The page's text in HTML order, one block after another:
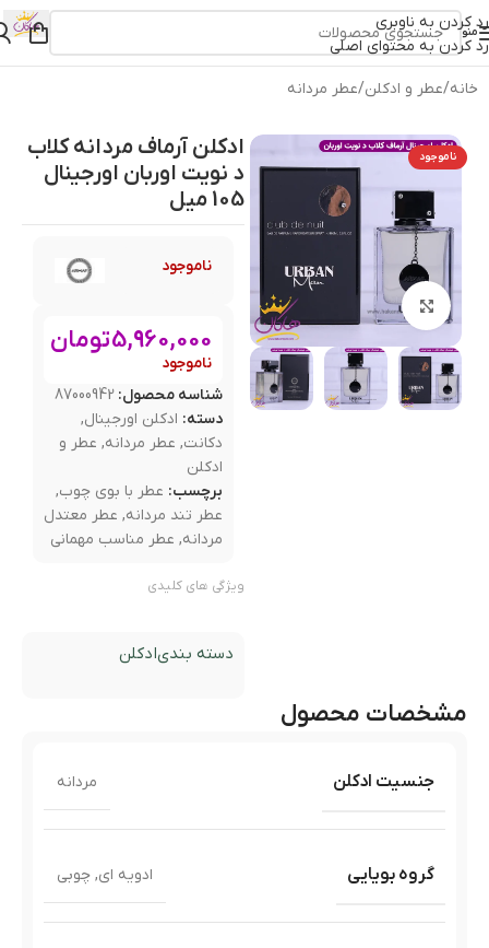
رد کردن به ناوبری
رد کردن به محتوای اصلی
منو
خانه/عطر و ادکلن/عطر مردانه
ناموجود
بزرگنمایی تصویر
ادکلن آرماف مردانه کلاب
د نویت اوربان اورجینال
105 میل
ناموجود
5,960,000تومان
ناموجود
شناسه محصول: 87000942
دسته: ادکلن اورجینال,
دکانت, عطر مردانه, عطر و
ادکلن
برچسب: عطر با بوی چوب,
عطر تند مردانه, عطر معتدل
مردانه, عطر مناسب مهمانی
ویژگی های کلیدی
دسته بندیادکلن
مشخصات محصول
جنسیت ادکلن مردانه
گروه بویایی ادویه ای, چوبی